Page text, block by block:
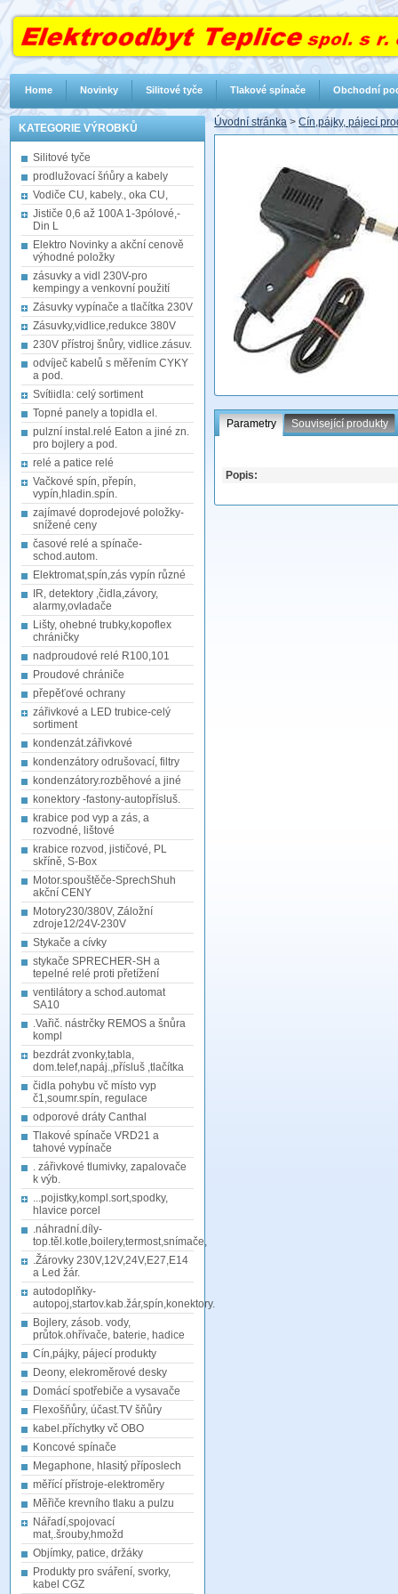
KATEGORIE VÝROBKŮ
Silitové tyče
prodlužovací šńůry a kabely
Vodiče CU, kabely., oka CU,
Jističe 0,6 až 100A 1-3pólové,-
Din L
Elektro Novinky a akční cenově
výhodné položky
zásuvky a vidl 230V-pro
kempingy a venkovní použití
Zásuvky vypínače a tlačítka 230V
Zásuvky,vidlice,redukce 380V
230V přístroj šnůry, vidlice.zásuv.
odvíječ kabelů s měřením CYKY
a pod.
Svítiidla: celý sortiment
Topné panely a topidla el.
pulzní instal.relé Eaton a jiné zn.
pro bojlery a pod.
relé a patice relé
Vačkové spín, přepín,
vypín,hladin.spín.
zajímavé doprodejové položky-
snížené ceny
časové relé a spínače-
schod.autom.
Elektromat,spín,zás vypín různé
IR, detektory ,čidla,závory,
alarmy,ovladače
Lišty, ohebné trubky,kopoflex
chráničky
nadproudové relé R100,101
Proudové chrániče
přepěťové ochrany
zářivkové a LED trubice-celý
sortiment
kondenzát.zářivkové
kondenzátory odrušovací, filtry
kondenzátory.rozběhové a jiné
konektory -fastony-autopřísluš.
krabice pod vyp a zás, a
rozvodné, lištové
krabice rozvod, jističové, PL
skříně, S-Box
Motor.spouštěče-SprechShuh
akční CENY
Motory230/380V, Záložní
zdroje12/24V-230V
Stykače a cívky
stykače SPRECHER-SH a
tepelné relé proti přetížení
ventilátory a schod.automat
SA10
.Vařič. nástrčky REMOS a šnůra
kompl
bezdrát zvonky,tabla,
dom.telef,napáj.,přísluš ,tlačítka
čidla pohybu vč místo vyp
č1,soumr.spín, regulace
odporové dráty Canthal
Tlakové spínače VRD21 a
tahové vypínače
. zářivkové tlumivky, zapalovače
k výb.
...pojistky,kompl.sort,spodky,
hlavice porcel
.náhradní.díly-
top.těl.kotle,boilery,termost,snímače,
.Žárovky 230V,12V,24V,E27,E14
a Led žár.
autodoplňky-
autopoj,startov.kab.žár,spín,konektory.
Bojlery, zásob. vody,
průtok.ohřívače, baterie, hadice
Cín,pájky, pájecí produkty
Deony, elekroměrové desky
Domácí spotřebiče a vysavače
Flexošňůry, účast.TV šňůry
kabel.příchytky vč OBO
Koncové spínače
Megaphone, hlasitý příposlech
měřící přístroje-elektroměry
Měřiče krevního tlaku a pulzu
Nářadí,spojovací
mat,.šrouby,hmožd
Objímky, patice, držáky
Produkty pro sváření, svorky,
kabel CGZ
Úvodní stránka > Cín,pájky, pájecí
Parametry Související produkty
Popis:
Home Novinky Silitové tyče Tlakové spínače Obchodní